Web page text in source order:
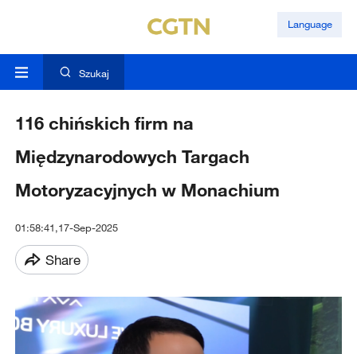
Language
Szukaj
116 chińskich firm na
Międzynarodowych Targach
Motoryzacyjnych w Monachium
01:58:41,17-Sep-2025
Share